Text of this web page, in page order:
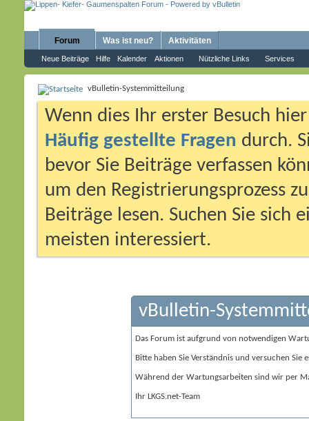
Forum
Neue Beiträge Hilfe Kalender Aktionen Nützliche Links Services
Was ist neu? Aktivitäten
vBulletin-Systemmitteilung
Wenn dies Ihr erster Besuch
Häufig gestellte Fragen durch.
bevor Sie Beiträge verfassen
um den Registrierungsprozess
Beiträge lesen. Suchen Sie sich
meisten interessiert.
vBulletin-
Das Forum ist aufgrund von notwendigen
Bitte haben Sie Verständnis und versuchen Sie
Während der Wartungsarbeiten sind wir per
Ihr LKGS.net-Team